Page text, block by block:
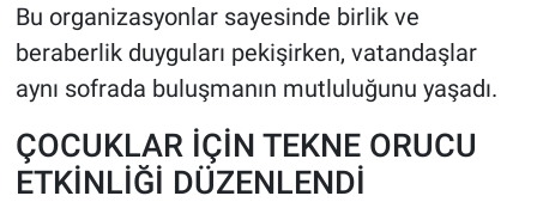
Bu organizasyonlar sayesinde birlik ve
beraberlik duyguları pekişirken, vatandaşlar
aynı sofrada buluşmanın mutluluğunu yaşadı.
ÇOCUKLAR İÇİN TEKNE ORUCU
ETKİNLİĞİ DÜZENLENDİ